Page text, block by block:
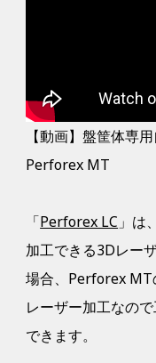
【動画】盤筐体専
Perforex MT
「Perforex LC 」は
加工できる3Dレー
場合、Perforex MT
レーザー加工なの
できます。